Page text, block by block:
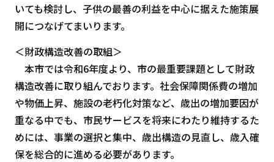
いても検討し、子供の最善の利益を中心に据えた施策展
開につなげてまいります。
＜財政構造改善の取組＞
本市では令和6年度より、市の最重要課題として財政
構造改善に取り組んでおります。社会保障関係費の増加
や物価上昇、施設の老朽化対策など、歳出の増加要因が
重なる中でも、市民サービスを将来にわたり維持するた
めには、事業の選択と集中、歳出構造の見直し、歳入確
保を総合的に進める必要があります。